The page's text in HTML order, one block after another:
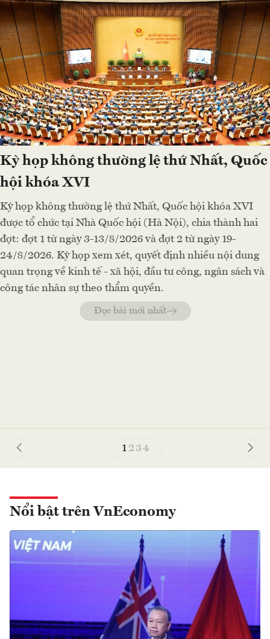
Kỳ họp không thường lệ thứ Nhất, Quốc
hội khóa XVI
Kỳ họp không thường lệ thứ Nhất, Quốc hội khóa XVI
được tổ chức tại Nhà Quốc hội (Hà Nội), chia thành hai
đợt: đợt 1 từ ngày 3-13/8/2026 và đợt 2 từ ngày 19-
24/8/2026. Kỳ họp xem xét, quyết định nhiều nội dung
quan trọng về kinh tế - xã hội, đầu tư công, ngân sách và
công tác nhân sự theo thẩm quyền.
Đọc bài mới nhất
1 23 4
Nổi bật trên VnEconomy